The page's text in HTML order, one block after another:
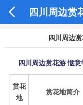

四川周边
四川周边赏花游 惬意
赏花
地
赏花地简介